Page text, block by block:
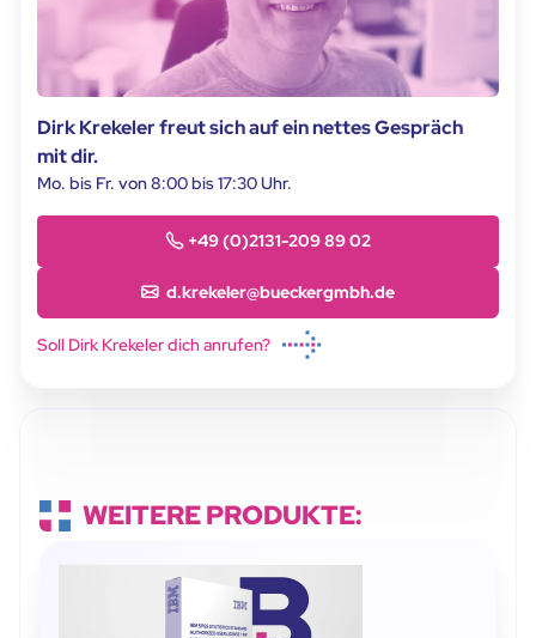
Dirk Krekeler freut sich auf ein nettes Gespräch
mit dir.
Mo. bis Fr. von 8:00 bis 17:30 Uhr.
+49 (0)2131-209 89 02
d.krekeler@bueckergmbh.de
Soll Dirk Krekeler dich anrufen?
WEITERE PRODUKTE: